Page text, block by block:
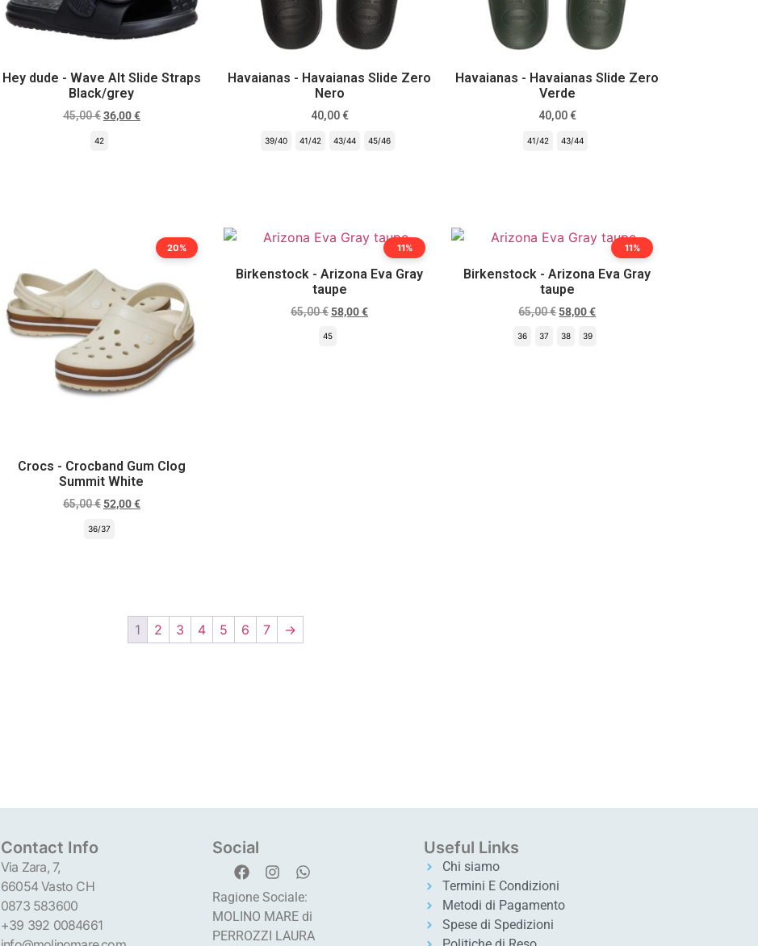
Hey dude - Wave Alt Slide Straps
Black/grey
45,00€36,00€
42
Havaianas - Havaianas Slide Zero
Nero
40,00 €
39/40 41/42 43/44 45/46
Havaianas - Havaianas Slide Zero
Verde
40,00 €
41/42 43/44
20%
Crocs - Crocband Gum Clog
Summit White
65,00€52,00€
36/37
11%
Birkenstock - Arizona Eva Gray
taupe
65,00€58,00€
45
11%
Birkenstock - Arizona Eva Gray
taupe
65,00€58,00€
36 37 38 39
1 2 3 4 5 6 7 →
Contact Info
Via Zara, 7,
66054 Vasto CH
0873 583600
+39 392 0084661
Social
Ragione Sociale:
MOLINO MARE di
PERROZZI LAURA
Useful Links
Chi siamo
Termini E Condizioni
Metodi di Pagamento
Spese di Spedizioni